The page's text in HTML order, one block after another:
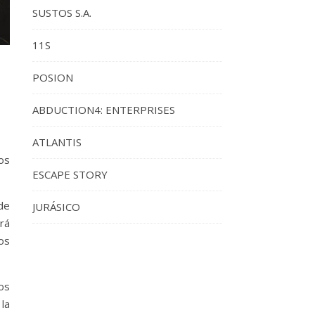
SUSTOS S.A.
11S
POSION
ABDUCTION4: ENTERPRISES
ATLANTIS
ESCAPE STORY
JURÁSICO